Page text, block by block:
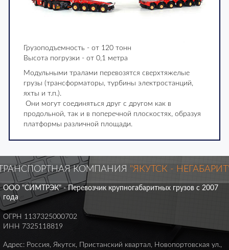
Грузоподъемность - от 120 тонн
Высота погрузки - от 0,1 метра
Модульными тралами перевозятся сверхтяжелые
грузы (трансформаторы, турбины электростанций,
яхты и т.п.).
Они могут соединяться друг с другом как в
продольной, так и в поперечной плоскостях, образуя
платформы различной площади.
КОМПАНИЯ "ЯКУТСК -
ООО "СИМТРЭК" - Перевозчик крупногабаритных грузов с 2007
года
ОГРН 1137325000702
ИНН 7325118819
Адрес: Россия, Якутск, Пристанский квартал, Новопортовская ул.,